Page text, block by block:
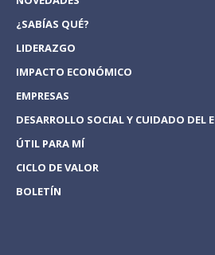
¿SABÍAS QUÉ?
LIDERAZGO
IMPACTO ECONÓMICO
EMPRESAS
DESARROLLO SOCIAL Y CUIDADO DEL
ÚTIL PARA MÍ
CICLO DE VALOR
BOLETÍN